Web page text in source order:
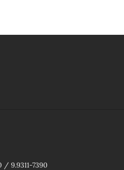
/ 9.9311-7390